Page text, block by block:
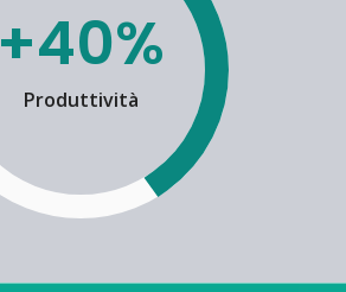
+40%
Produttività